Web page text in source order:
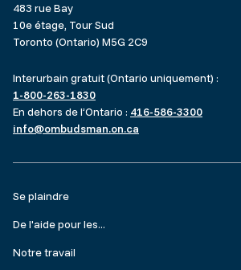
483 rue Bay
10e étage, Tour Sud
Toronto (Ontario) M5G 2C9
Interurbain gratuit (Ontario uniquement) :
1-800-263-1830
En dehors de l’Ontario : 416-586-3300
info@ombudsman.on.ca
Footer
menu
Se plaindre
De l'aide pour les...
Notre travail